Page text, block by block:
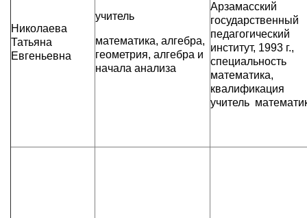
Николаева
Татьяна
Евгеньевна
учитель
математика, алгебра,
геометрия, алгебра и
начала анализа
Арзамасский
государственный
педагогический
институт, 1993 г.,
специальность
математика,
квалификация
учитель